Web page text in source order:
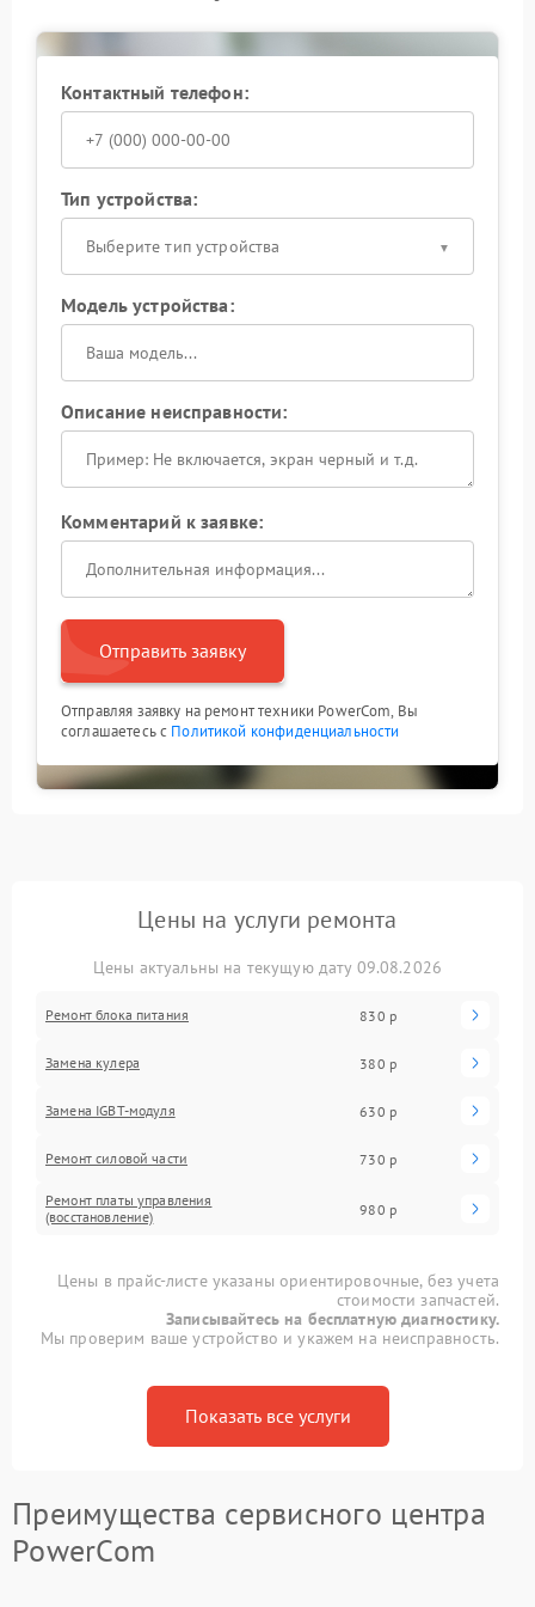
Если ваш ИБП перестал включаться, не
откладывайте решение. Обратитесь в
специализированный центр для оперативного
работоспособности оборудования.
Контактный телефон:
Тип устройства:
Выберите тип устройства
Модель устройства:
Описание неисправности:
Комментарий к заявке:
Отправить заявку
Отправляя заявку на ремонт техники PowerCom, Вы
соглашаетесь с Политикой конфиденциальности
Цены на услуги ремонта
Цены актуальны на текущую дату 09.08.2026
Ремонт блока питания 830 р
Замена кулера 380 р
Замена IGBT-модуля 630 р
Ремонт силовой части 730 р
Ремонт платы управления
(восстановление)
980 р
Цены в прайс-листе указаны ориентировочные, без учета
стоимости запчастей.
Записывайтесь на бесплатную диагностику.
Мы проверим ваше устройство и укажем на неисправность.
Показать все услуги
Преимущества сервисного центра
PowerCom